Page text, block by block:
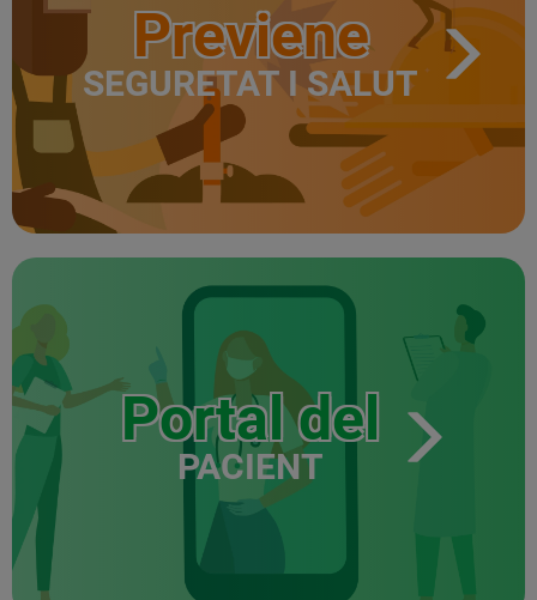
Previene
SEGURETAT I SALUT
Portal del
PACIENT